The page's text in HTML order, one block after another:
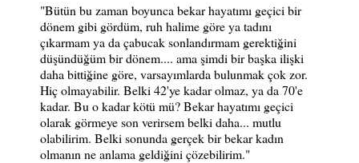
"Bütün bu zaman boyunca bekar hayatımı geçici bir
dönem gibi gördüm, ruh halime göre ya tadını
çıkarmam ya da çabucak sonlandırmam gerektiğini
düşündüğüm bir dönem.... ama şimdi bir başka ilişki
daha bittiğine göre, varsayımlarda bulunmak çok zor.
Hiç olmayabilir. Belki 42'ye kadar olmaz, ya da 70'e
kadar. Bu o kadar kötü mü? Bekar hayatımı geçici
olarak görmeye son verirsem belki daha... mutlu
olabilirim. Belki sonunda gerçek bir bekar kadın
olmanın ne anlama geldiğini çözebilirim."